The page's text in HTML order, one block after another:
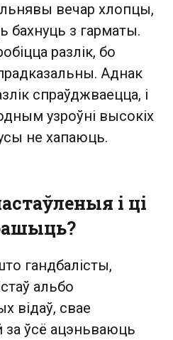
вечар хлопцы,
бахнуць з гарматы.
разлік, бо
Аднак
спраўджваецца, і
узроўні высокіх
не хапаюць.
і ці
гандбалісты,
альбо
відаў, свае
за ўсё ацэньваюць